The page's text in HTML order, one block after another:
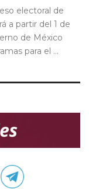
electoral de
a partir del 1 de
de México
para el ...